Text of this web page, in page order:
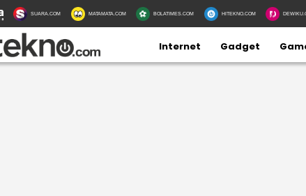
SUARA.COM MATAMATA.COM BOLATIMES.COM HITEKNO.COM
Internet Gadget